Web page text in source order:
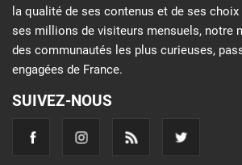
la qualité de ses contenus et de ses
ses millions de visiteurs mensuels, notre
des communautés les plus curieuses,
engagées de France.
SUIVEZ-NOUS